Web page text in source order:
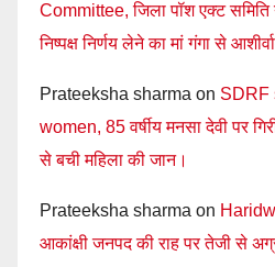
Committee, जिला पॉश एक्ट
निष्पक्ष निर्णय लेने का मां गंगा से
Prateeksha sharma on SDRF
women, 85 वर्षीय मनसा देवी पर
से बची महिला की जान।
Prateeksha sharma on
आकांक्षी जनपद की राह पर तेजी से